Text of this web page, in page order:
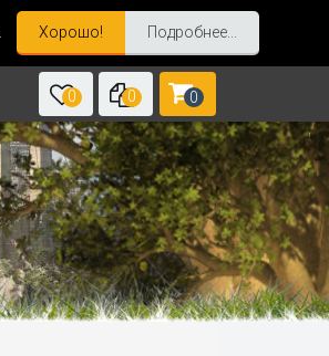
Хорошо! Подробнее...
0 0 0